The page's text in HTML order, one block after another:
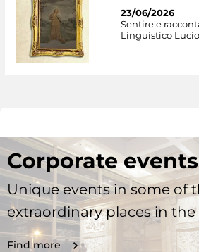
23/06/2026
Sentire e
Linguistico
Corporate events
Unique events in some of
extraordinary places in
Find more